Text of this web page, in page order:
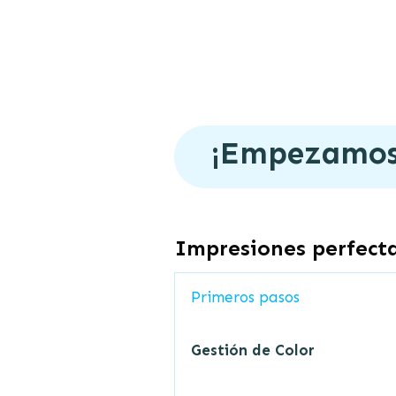
Impresiones
Primeros pasos
Gestión de Color